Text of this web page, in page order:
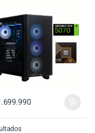
Ordenado por precio: